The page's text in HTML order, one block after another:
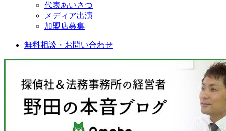
代表あいさつ
メディア出演
加盟店募集
無料相談・お問い合わせ